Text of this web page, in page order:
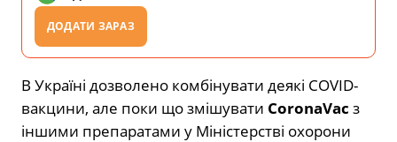
ДОДАТИ ЗАРАЗ
В Україні дозволено комбінувати деякі COVID-
вакцини, але поки що змішувати CoronaVac з
іншими препаратами у Міністерстві охорони